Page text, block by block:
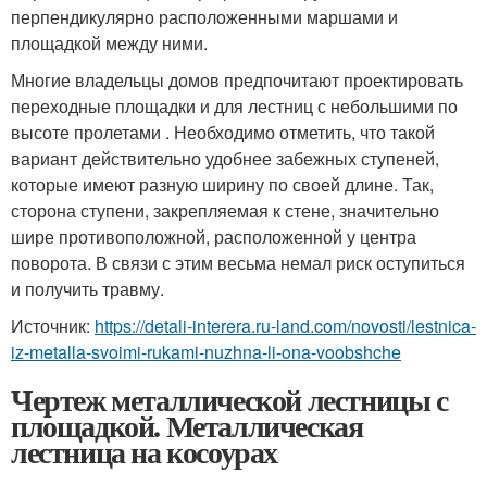
перпендикулярно расположенными маршами и
площадкой между ними.
Многие владельцы домов предпочитают проектировать
переходные площадки и для лестниц с небольшими по
высоте пролетами . Необходимо отметить, что такой
вариант действительно удобнее забежных ступеней,
которые имеют разную ширину по своей длине. Так,
сторона ступени, закрепляемая к стене, значительно
шире противоположной, расположенной у центра
поворота. В связи с этим весьма немал риск оступиться
и получить травму.
Источник: https://detali-interera.ru-land.com/novosti/lestnica-
iz-metalla-svoimi-rukami-nuzhna-li-ona-voobshche
Чертеж металлической лестницы с
площадкой. Металлическая
лестница на косоурах